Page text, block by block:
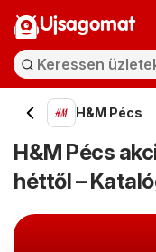
Ujsagomat
H&M Pécs
H&M Pécs
héttől –